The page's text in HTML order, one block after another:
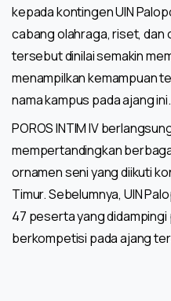
kepada kontingen UIN
cabang olahraga, riset, dan
tersebut dinilai semakin
menampilkan kemampuan
nama kampus pada ajang ini.
POROS INTIM IV
mempertandingkan
ornamen seni yang diikuti
Timur. Sebelumnya, UIN
47 peserta yang
berkompetisi pada ajang